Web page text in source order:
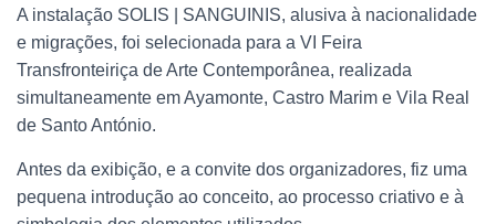
Ç
A instalação SOLIS | SANGUINIS, alusiva à nacionalidade
e migrações, foi selecionada para a VI Feira
Transfronteiriça de Arte Contemporânea, realizada
simultaneamente em Ayamonte, Castro Marim e Vila Real
de Santo António.
Antes da exibição, e a convite dos organizadores, fiz uma
pequena introdução ao conceito, ao processo criativo e à